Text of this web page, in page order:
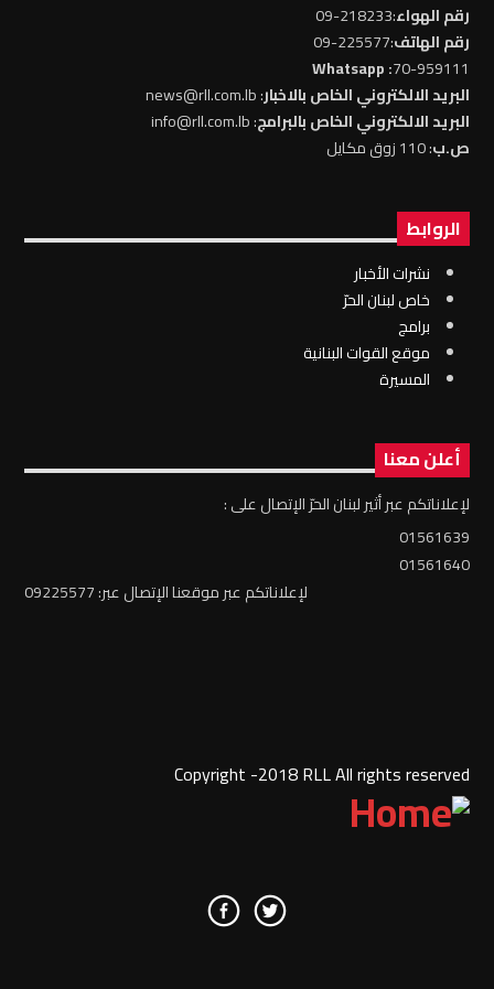
رقم الهواء:218233-09
رقم الهاتف:225577-09
70-959111
: Whatsapp
البريد الالكتروني الخاص بالاخبار: news@rll.com.lb
البريد الالكتروني الخاص بالبرامج: info@rll.com.lb
ص.ب: 110 زوق مكايل
الروابط
نشرات الأخبار
خاص لبنان الحرّ
برامج
موقع القوات البنانية
المسيرة
أعلن معنا
لإعلاناتكم عبر أثير لبنان الحرّ الإتصال على :
01561639
01561640
لإعلاناتكم عبر موقعنا الإتصال عبر: 09225577
Copyright -2018 RLL All rights reserved